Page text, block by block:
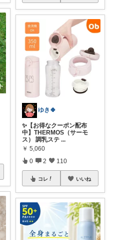
ゆき🍀
✨【お得なクーポン配布
中】THERMOS（サーモ
ス） 調乳ステ ...
￥ 5,060
0 2 110
コレ いいね